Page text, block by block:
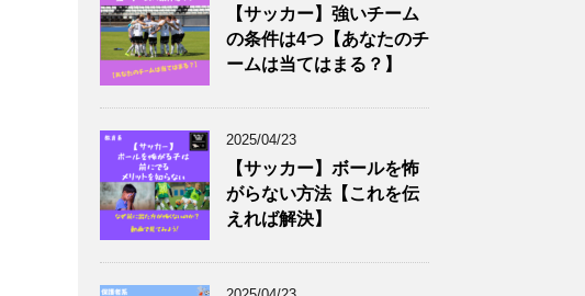
【サッカー】強いチーム
の条件は4つ【あなたのチ
ームは当てはまる？】
2025/04/23
【サッカー】ボールを怖
がらない方法【これを伝
えれば解決】